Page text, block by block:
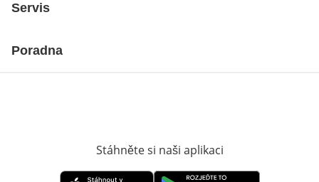
Servis
Poradna
Stáhněte si naši aplikaci